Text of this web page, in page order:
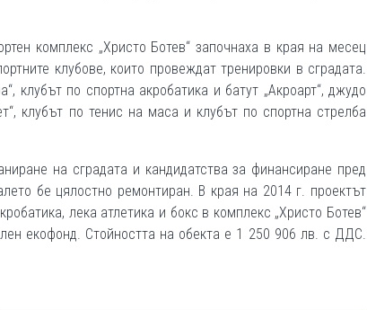
комплекс „Христо Ботев“ започнаха в края на месец
клубове, които провеждат тренировки в сградата.
клубът по спортна акробатика и батут „Акроарт“, джудо
клубът по тенис на маса и клубът по спортна стрелба
на сградата и кандидатства за финансиране пред
бе цялостно ремонтиран. В края на 2014 г. проектът
лека атлетика и бокс в комплекс „Христо Ботев“
екофонд. Стойността на обекта е 1 250 906 лв. с ДДС.